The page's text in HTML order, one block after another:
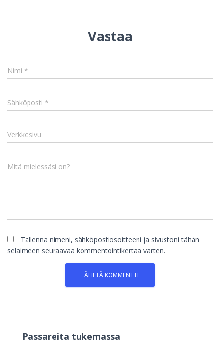
Vastaa
Nimi *
Sähköposti *
Verkkosivu
Mitä mielessäsi on?
Tallenna nimeni, sähköpostiosoitteeni ja sivustoni tähän
selaimeen seuraavaa kommentointikertaa varten.
Passareita tukemassa